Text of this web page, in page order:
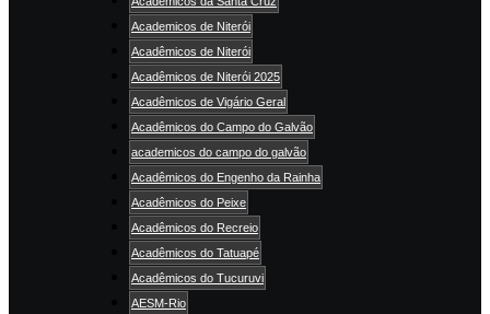
Academicos de Niterói
Acadêmicos de Niterói
Acadêmicos de Niterói 2025
Acadêmicos de Vigário Geral
Acadêmicos do Campo do Galvão
academicos do campo do galvão
Acadêmicos do Engenho da Rainha
Acadêmicos do Peixe
Acadêmicos do Recreio
Acadêmicos do Tatuapé
Acadêmicos do Tucuruvi
AESM-Rio